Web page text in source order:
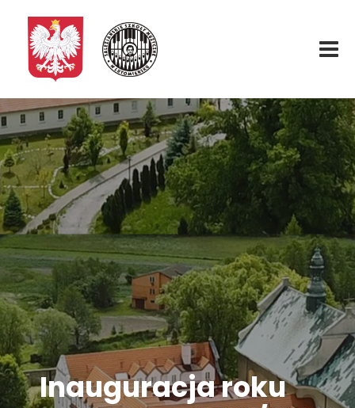
Start
O nas
Aktualności
Rekrutacja
Fundacja
Konkurs organowy
LAOM
Inauguracja roku